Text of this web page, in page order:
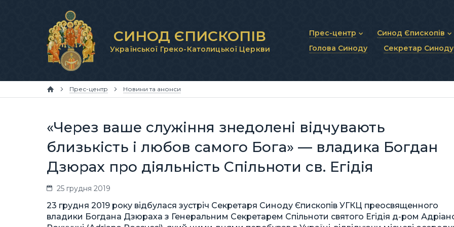
СИНОД ЄПИСКОПІВ
Української Греко-Католицької Церкви
Прес-центр
Новини та анонси
Синод Єпископів
Статут Синоду
Синодальні органи
Голова Синоду Секретар Синоду
Прес-центр Новини та анонси
«Через ваше служіння знедолені відчувають
близькість і любов самого Бога» — владика Богдан
Дзюрах про діяльність Спільноти св. Егідія
25 грудня 2019
23 грудня 2019 року відбулася зустріч Секретаря Синоду Єпископів УГКЦ преосвященного
владики Богдана Дзюраха з Генеральним Секретарем Спільноти святого Егідія д-ром